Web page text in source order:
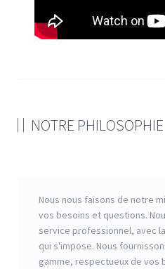
NOTRE PHILOSOPHIE
Nous nous faisons de notre
vos besoins et questions.
service professionnel, avec
qui s'impose. Nous
gamme, respectueux de vos